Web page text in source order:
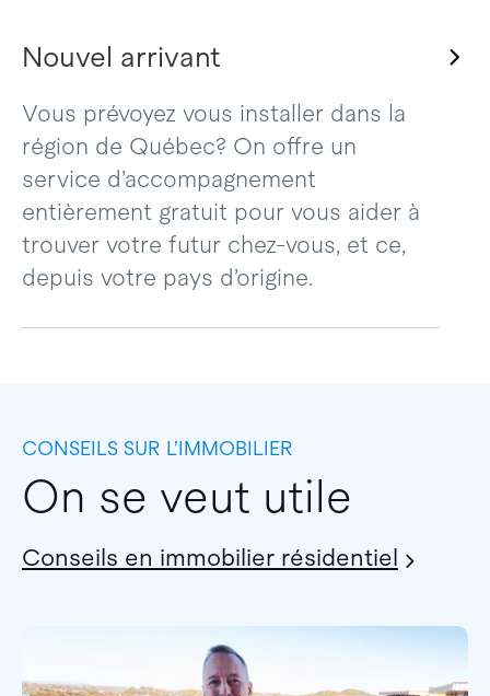
Nouvel arrivant
Vous prévoyez vous installer dans la
région de Québec? On offre un
service d’accompagnement
entièrement gratuit pour vous aider à
trouver votre futur chez-vous, et ce,
depuis votre pays d’origine.
CONSEILS SUR L’IMMOBILIER
On se veut utile
Conseils en immobilier résidentiel